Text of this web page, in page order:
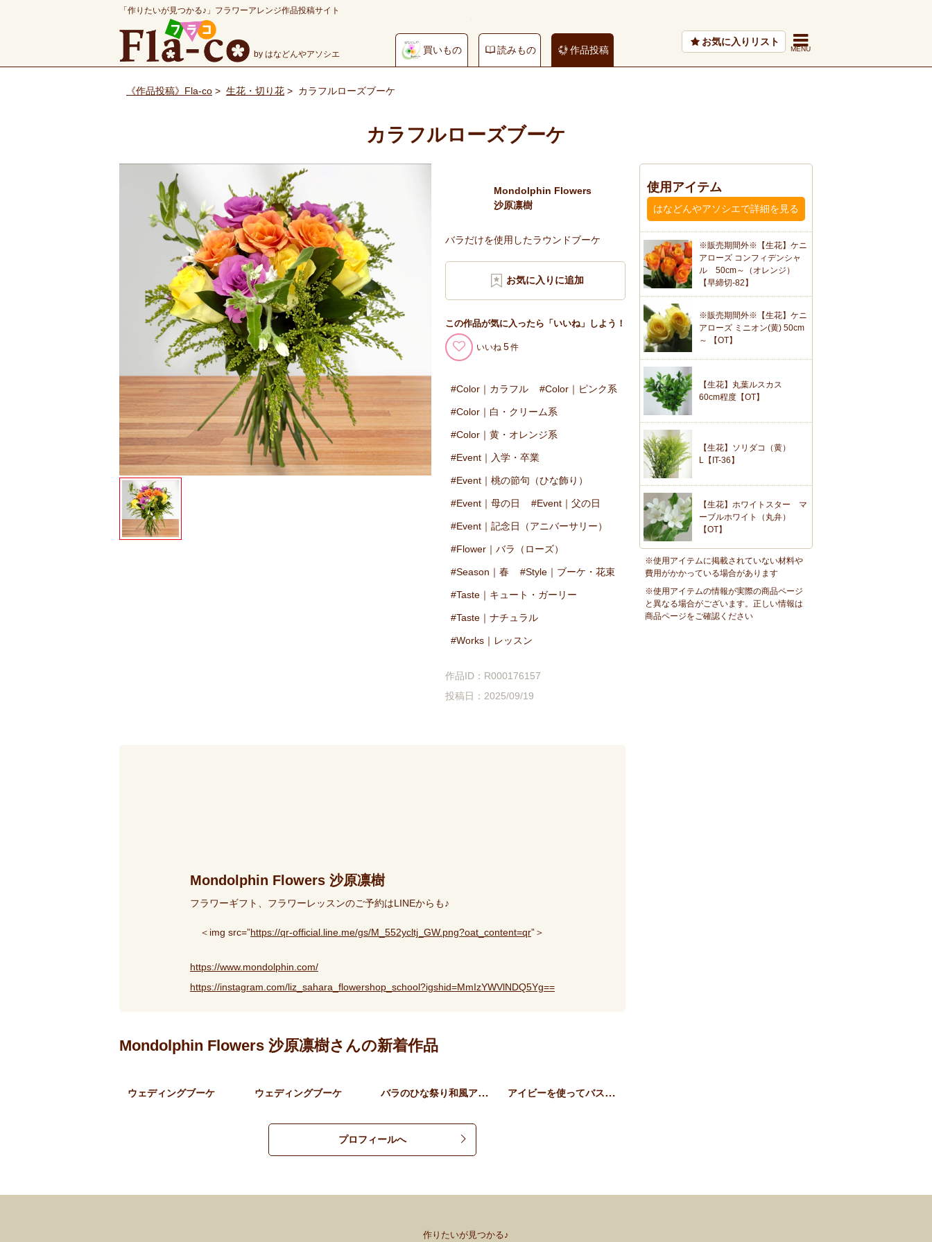
「作りたいが見つかる♪」フラワーアレンジ作品投稿サイト
by はなどんやアソシエ 買いもの 読みもの 作品投稿
お気に入りリスト
《作品投稿》Fla-co > 生花・切り花 > カラフルローズブーケ
カラフルローズブーケ
Mondolphin Flowers
沙原凛樹
バラだけを使用したラウンドブーケ
この作品が気に入ったら「いいね」しよう！
いいね 5
Color｜カラフル Color｜ピンク系
Color｜白・クリーム系
Color｜黄・オレンジ系
Event｜入学・卒業
Event｜桃の節句（ひな飾り）
Event｜母の日 Event｜父の日
Event｜記念日（アニバーサリー）
Flower｜バラ（ローズ）
Season｜春 Style｜ブーケ・花束
Taste｜キュート・ガーリー
Taste｜ナチュラル
Works｜レッスン
作品ID：R000176157
投稿日：2025/09/19
Mondolphin Flowers 沙原凛樹
フラワーギフト、フラワーレッスンのご予約はLINEからも♪
＜img src=”https://qr-official.line.me/gs/M_552ycltj_GW.png?oat_content=qr”＞
https://www.mondolphin.com/
https://instagram.com/liz_sahara_flowershop_school?igshid=MmIzYWVlNDQ5Yg==
Mondolphin Flowers 沙原凛樹さんの新着作品
ウェディングブーケ ウェディングブーケ バラのひな祭り和風アレンジ アイビーを使ってバスケット…
プロフィールへ
使用アイテム
はなどんやアソシエで詳細を見る
※販売期間外※【生花】ケニ
アローズ コンフィデンシャ
ル 50cm～（オレンジ）
【早締切-82】
※販売期間外※【生花】ケニ
アローズ ミニオン(黄) 50cm
～ 【OT】
【生花】丸葉ルスカス
60cm程度【OT】
【生花】ソリダコ（黄）
L【IT-36】
【生花】ホワイトスター マ
ーブルホワイト（丸弁）
【OT】
※使用アイテムに掲載されていない材料や
費用がかかっている場合があります
※使用アイテムの情報が実際の商品ページ
と異なる場合がございます。正しい情報は
商品ページをご確認ください
作りたいが見つかる♪